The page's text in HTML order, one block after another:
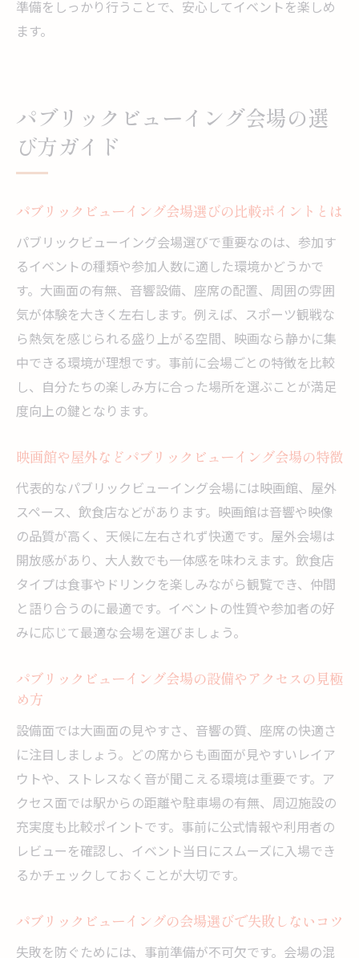
みの流れ
パブリックビューイング会場の申込方法を
パブリックビューイング参加時の注意事項
パブリックビューイング料金の比較と選び
方のコツ
パブリックビューイング会場利用時のトラ
ブル回避術
パブリックビューイングで安心して申込む
ためのポイント
友人や家族と一緒に楽しむ方法を紹介
り上がる工夫
パブリックビューイング会場でのグループ
参加の楽しみ方
みんなで楽しむパブリックビューイングの
体験談
パブリックビューイング会場での交流を深
める方法
初めてのパブリックビューイング参加でも
パブリックビューイング会場で安全に過ご
すための対策
パブリックビューイングの違法性を避ける
ための注意点
る心得
パブリックビューイングイベント参加時の
準備をしっかり行うことで、安心してイベントを楽しめ
ます。
パブリックビューイング会場の選
び方ガイド
パブリックビューイング会場選びの比較ポイントとは
パブリックビューイング会場選びで重要なのは、参加す
るイベントの種類や参加人数に適した環境かどうかで
す。大画面の有無、音響設備、座席の配置、周囲の雰囲
気が体験を大きく左右します。例えば、スポーツ観戦な
ら熱気を感じられる盛り上がる空間、映画なら静かに集
中できる環境が理想です。事前に会場ごとの特徴を比較
し、自分たちの楽しみ方に合った場所を選ぶことが満足
度向上の鍵となります。
映画館や屋外などパブリックビューイング会場の特徴
代表的なパブリックビューイング会場には映画館、屋外
スペース、飲食店などがあります。映画館は音響や映像
の品質が高く、天候に左右されず快適です。屋外会場は
開放感があり、大人数でも一体感を味わえます。飲食店
タイプは食事やドリンクを楽しみながら観覧でき、仲間
と語り合うのに最適です。イベントの性質や参加者の好
みに応じて最適な会場を選びましょう。
パブリックビューイング会場の設備やアクセスの見極
め方
設備面では大画面の見やすさ、音響の質、座席の快適さ
に注目しましょう。どの席からも画面が見やすいレイア
ウトや、ストレスなく音が聞こえる環境は重要です。ア
クセス面では駅からの距離や駐車場の有無、周辺施設の
充実度も比較ポイントです。事前に公式情報や利用者の
レビューを確認し、イベント当日にスムーズに入場でき
るかチェックしておくことが大切です。
パブリックビューイングの会場選びで失敗しないコツ
失敗を防ぐためには、事前準備が不可欠です。会場の混